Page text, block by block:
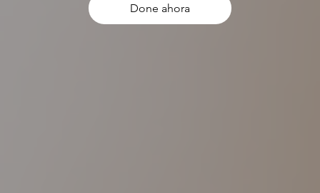
Done ahora